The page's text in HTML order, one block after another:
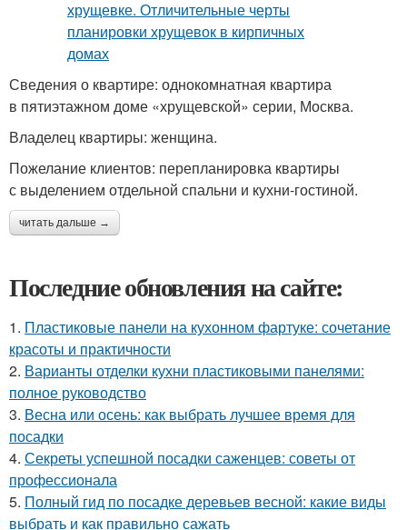
Сведения о квартире: однокомнатная квартира
в пятиэтажном доме «хрущевской» серии, Москва.
Владелец квартиры: женщина.
Пожелание клиентов: перепланировка квартиры
с выделением отдельной спальни и кухни-гостиной.
читать дальше →
Последние обновления на сайте:
1. Пластиковые панели на кухонном фартуке: сочетание
красоты и практичности
2. Варианты отделки кухни пластиковыми панелями:
полное руководство
3. Весна или осень: как выбрать лучшее время для
посадки
4. Секреты успешной посадки саженцев: советы от
профессионала
5. Полный гид по посадке деревьев весной: какие виды
выбрать и как правильно сажать